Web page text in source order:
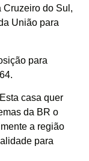
Cruzeiro do Sul,
União para
para
casa quer
da BR o
a região
para